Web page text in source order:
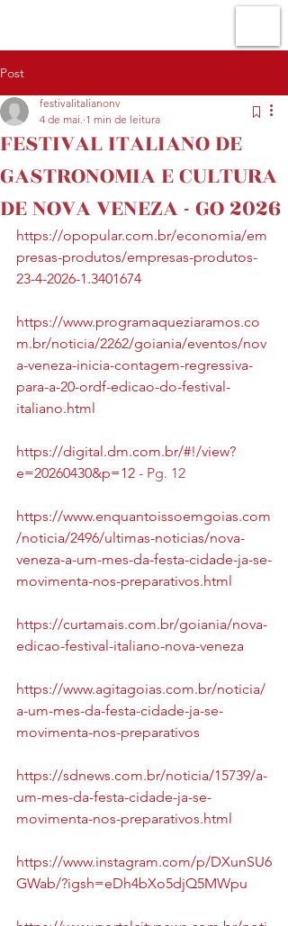
Post
FESTIVAL ITALIANO DE
GASTRONOMIA E CULTURA
DE NOVA VENEZA - GO 2026
festivalitalianonv
4 de mai. 1 min de leitura
https://opopular.com.br/economia/em
presas-produtos/empresas-produtos-
23-4-2026-1.3401674
https://www.programaqueziaramos.co
m.br/noticia/2262/goiania/eventos/nov
a-veneza-inicia-contagem-regressiva-
para-a-20-ordf-edicao-do-festival-
italiano.html
https://digital.dm.com.br/#!/view?
e=20260430&p=12 - Pg. 12
https://www.enquantoissoemgoias.com
/noticia/2496/ultimas-noticias/nova-
veneza-a-um-mes-da-festa-cidade-ja-se-
movimenta-nos-preparativos.html
https://curtamais.com.br/goiania/nova-
edicao-festival-italiano-nova-veneza
https://www.agitagoias.com.br/noticia/
a-um-mes-da-festa-cidade-ja-se-
movimenta-nos-preparativos
https://sdnews.com.br/noticia/15739/a-
um-mes-da-festa-cidade-ja-se-
movimenta-nos-preparativos.html
https://www.instagram.com/p/DXunSU6
GWab/?igsh=eDh4bXo5djQ5MWpu